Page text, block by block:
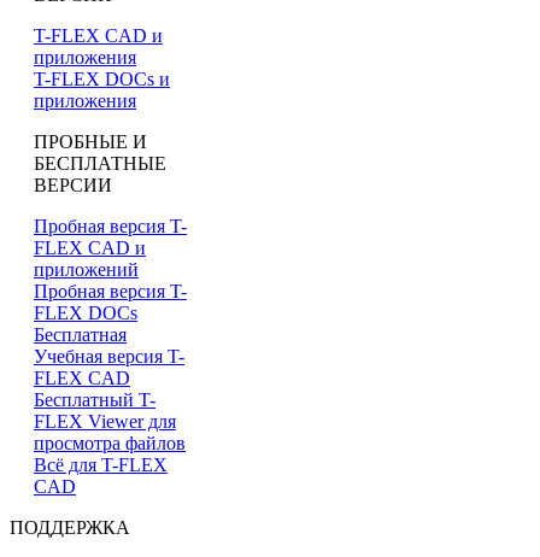
T-FLEX CAD и
приложения
T-FLEX DOCs и
приложения
ПРОБНЫЕ И
БЕСПЛАТНЫЕ
ВЕРСИИ
Пробная версия T-
FLEX CAD и
приложений
Пробная версия T-
FLEX DOCs
Бесплатная
Учебная версия T-
FLEX CAD
Бесплатный T-
FLEX Viewer для
просмотра файлов
Всё для T-FLEX
CAD
ПОДДЕРЖКА